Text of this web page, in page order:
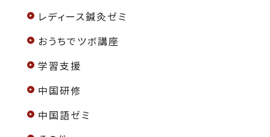
レディース鍼灸ゼミ
おうちでツボ講座
学習支援
中国研修
中国語ゼミ